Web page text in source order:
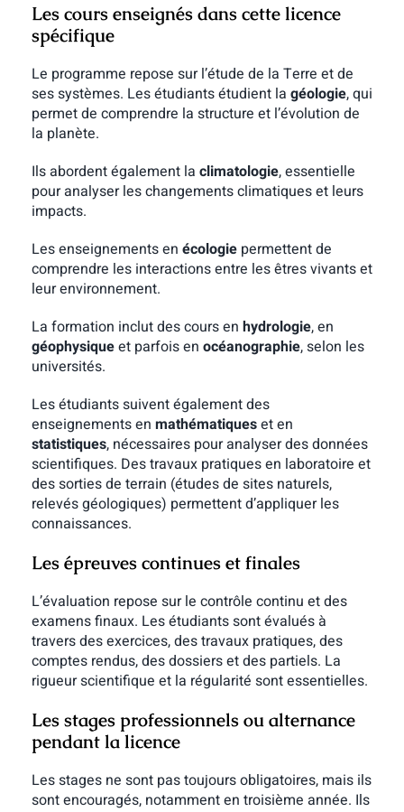
Les cours enseignés dans cette licence
spécifique
Le programme repose sur l’étude de la Terre et de
ses systèmes. Les étudiants étudient la géologie, qui
permet de comprendre la structure et l’évolution de
la planète.
Ils abordent également la climatologie, essentielle
pour analyser les changements climatiques et leurs
impacts.
Les enseignements en écologiepermettent de
comprendre les interactions entre les êtres vivants et
leur environnement.
La formation inclut des cours en hydrologie, en
géophysiqueet parfois en océanographie, selon les
universités.
Les étudiants suivent également des
enseignements en mathématiqueset en
statistiques, nécessaires pour analyser des données
scientifiques. Des travaux pratiques en laboratoire et
des sorties de terrain (études de sites naturels,
relevés géologiques) permettent d’appliquer les
connaissances.
Les épreuves continues et finales
L’évaluation repose sur le contrôle continu et des
examens finaux. Les étudiants sont évalués à
travers des exercices, des travaux pratiques, des
comptes rendus, des dossiers et des partiels. La
rigueur scientifique et la régularité sont essentielles.
Les stages professionnels ou alternance
pendant la licence
Les stages ne sont pas toujours obligatoires, mais ils
sont encouragés, notamment en troisième année. Ils